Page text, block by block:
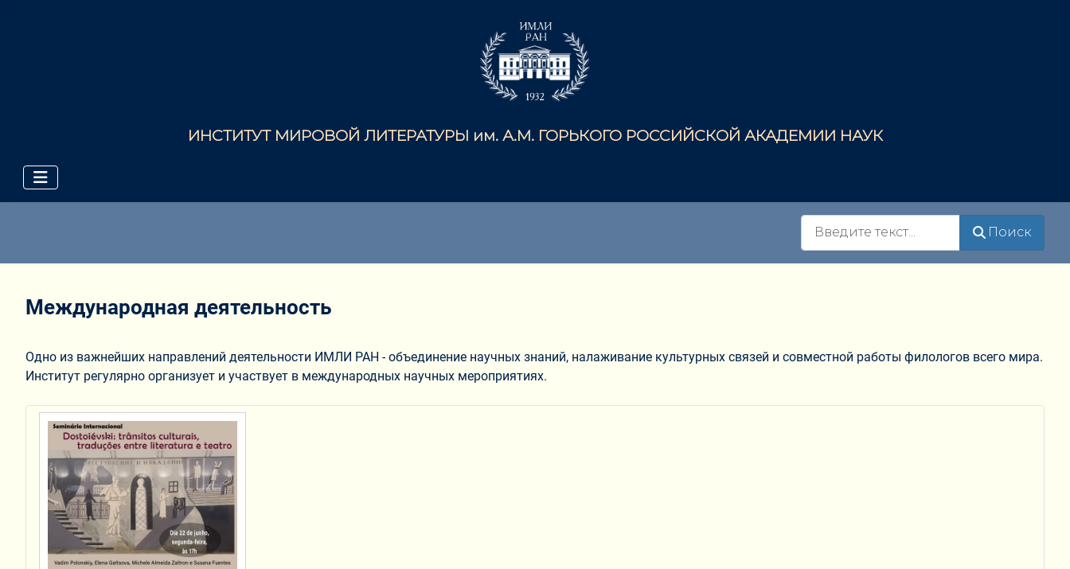
ИНСТИТУТ МИРОВОЙ ЛИТЕРАТУРЫ им. А.М. ГОРЬКОГО РОССИЙСКОЙ АКАДЕМИИ НАУК
Поиск
Международная деятельность
Одно из важнейших направлений деятельности ИМЛИ РАН - объединение научных знаний, налаживание культурных связей и совместной работы филологов всего мира.
Институт регулярно организует и участвует в международных научных мероприятиях.